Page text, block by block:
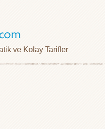
ve Kolay Tarifler